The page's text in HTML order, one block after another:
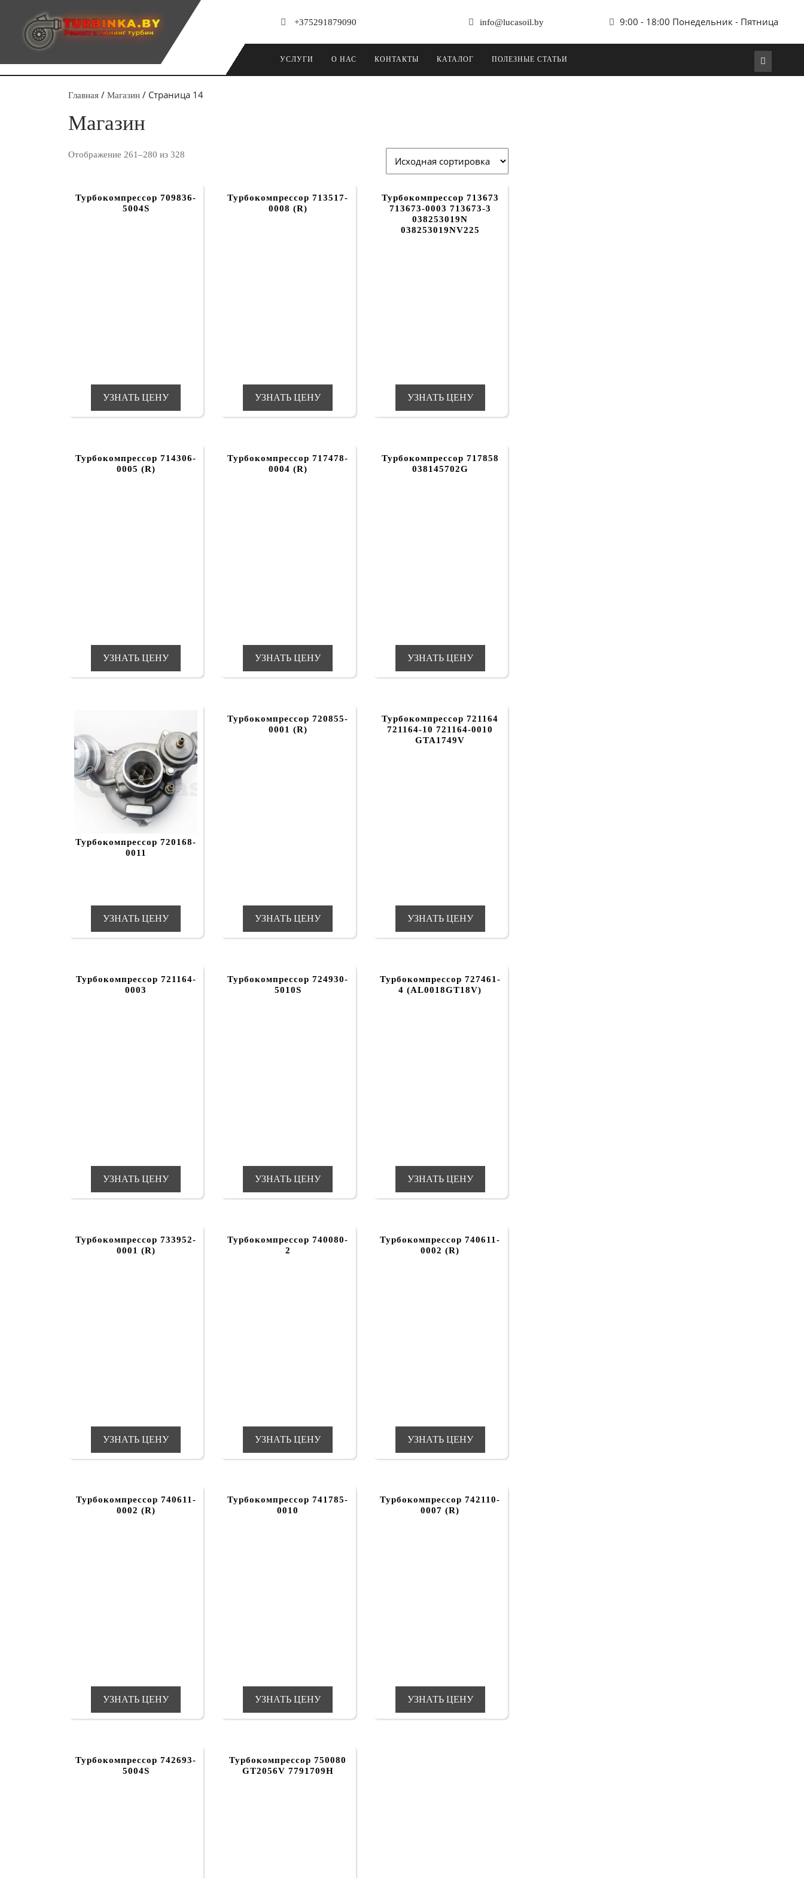
содержимому
+375291879090 info@lucasoil.by 9:00 - 18:00 Понедельник - Пятница
УСЛУГИ О НАС КОНТАКТЫ КАТАЛОГ ПОЛЕЗНЫЕ СТАТЬИ
Главная / Магазин / Страница 14
Магазин
Отображение 261–280 из 328
Турбокомпрессор 709836-
5004S
УЗНАТЬ ЦЕНУ
Турбокомпрессор 713517-
0008 (R)
УЗНАТЬ ЦЕНУ
Турбокомпрессор 713673
713673-0003 713673-3
038253019N
038253019NV225
УЗНАТЬ ЦЕНУ
Турбокомпрессор 714306-
0005 (R)
УЗНАТЬ ЦЕНУ
Турбокомпрессор 717478-
0004 (R)
УЗНАТЬ ЦЕНУ
Турбокомпрессор 717858
038145702G
УЗНАТЬ ЦЕНУ
Турбокомпрессор 720168-
0011
УЗНАТЬ ЦЕНУ
Турбокомпрессор 720855-
0001 (R)
УЗНАТЬ ЦЕНУ
Турбокомпрессор 721164
721164-10 721164-0010
GTA1749V
УЗНАТЬ ЦЕНУ
Турбокомпрессор 721164-
0003
УЗНАТЬ ЦЕНУ
Турбокомпрессор 724930-
5010S
УЗНАТЬ ЦЕНУ
Турбокомпрессор 727461-
4 (AL0018GT18V)
УЗНАТЬ ЦЕНУ
Турбокомпрессор 733952-
0001 (R)
УЗНАТЬ ЦЕНУ
Турбокомпрессор 740080-
2
УЗНАТЬ ЦЕНУ
Турбокомпрессор 740611-
0002 (R)
УЗНАТЬ ЦЕНУ
Турбокомпрессор 740611-
0002 (R)
УЗНАТЬ ЦЕНУ
Турбокомпрессор 741785-
0010
УЗНАТЬ ЦЕНУ
Турбокомпрессор 742110-
0007 (R)
УЗНАТЬ ЦЕНУ
Турбокомпрессор 742693-
5004S
Турбокомпрессор 750080
GT2056V 7791709H